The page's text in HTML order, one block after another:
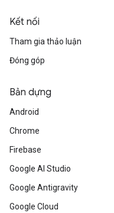
Kết nối
Tham gia thảo luận
Đóng góp
Bản dựng
Android
Chrome
Firebase
Google AI Studio
Google Antigravity
Google Cloud